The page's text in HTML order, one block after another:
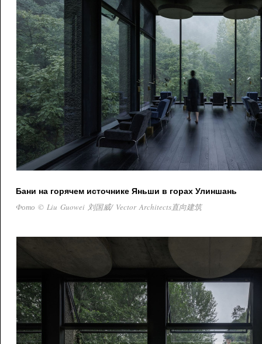
Бани на горячем источнике Яньши в горах Улиншань
Фото © Liu Guowei 刘国威/ Vector Architects直向建筑